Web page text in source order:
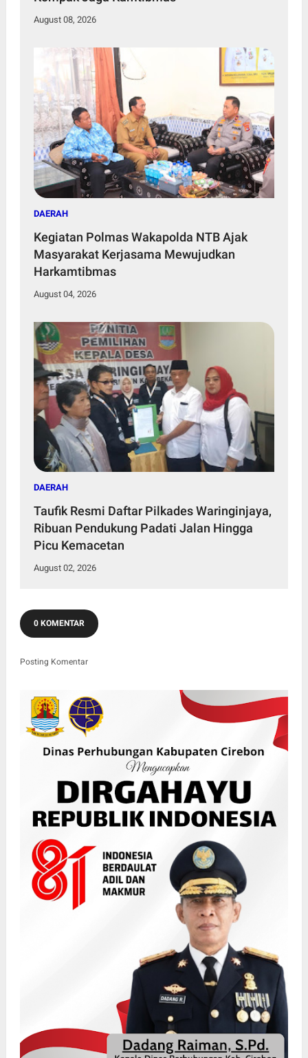
August 08, 2026
DAERAH
Kegiatan Polmas Wakapolda NTB Ajak
Masyarakat Kerjasama Mewujudkan
Harkamtibmas
August 04, 2026
DAERAH
Taufik Resmi Daftar Pilkades Waringinjaya,
Ribuan Pendukung Padati Jalan Hingga
Picu Kemacetan
August 02, 2026
0 KOMENTAR
Posting Komentar